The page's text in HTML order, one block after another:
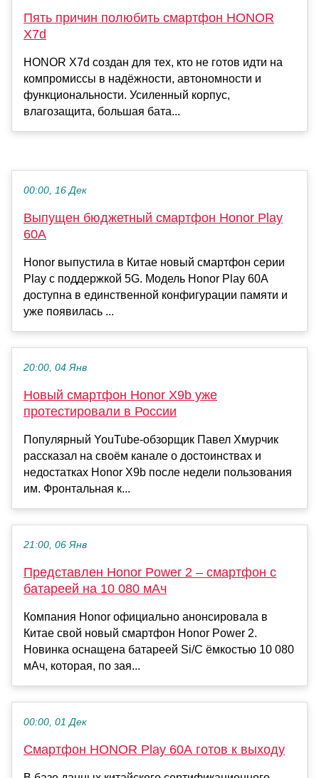
Пять причин полюбить смартфон HONOR
X7d
HONOR X7d создан для тех, кто не готов идти на
компромиссы в надёжности, автономности и
функциональности. Усиленный корпус,
влагозащита, большая бата...
00:00, 16 Дек
Выпущен бюджетный смартфон Honor Play
60A
Honor выпустила в Китае новый смартфон серии
Play с поддержкой 5G. Модель Honor Play 60A
доступна в единственной конфигурации памяти и
уже появилась ...
20:00, 04 Янв
Новый смартфон Honor X9b уже
протестировали в России
Популярный YouTube-обзорщик Павел Хмурчик
рассказал на своём канале о достоинствах и
недостатках Honor X9b после недели пользования
им. Фронтальная к...
21:00, 06 Янв
Представлен Honor Power 2 – смартфон с
батареей на 10 080 мАч
Компания Honor официально анонсировала в
Китае свой новый смартфон Honor Power 2.
Новинка оснащена батареей Si/C ёмкостью 10 080
мАч, которая, по зая...
00:00, 01 Дек
Смартфон HONOR Play 60A готов к выходу